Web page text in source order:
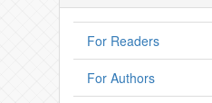
For Readers
For Authors